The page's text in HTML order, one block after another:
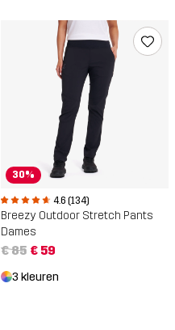
30%
4.6 (134)
Breezy Outdoor Stretch Pants
Dames
€ 85 € 59
3 kleuren